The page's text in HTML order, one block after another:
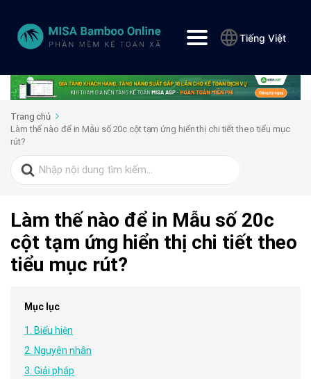
Tiếng Việt
Trang chủ
Làm thế nào để in Mẫu số 20c cột tạm ứng hiển thị chi tiết theo tiểu mục
rút?
Search
for:
Làm thế nào để in Mẫu số 20c
cột tạm ứng hiển thị chi tiết theo
tiểu mục rút?
Mục lục
1. Biểu hiện
2. Nguyên nhân
3. Giải pháp